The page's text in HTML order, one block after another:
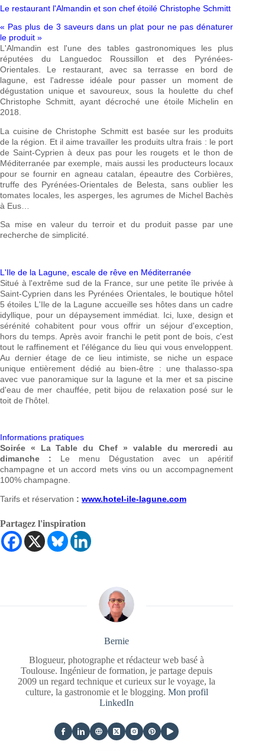
Le restaurant l'Almandin et son chef étoilé Christophe Schmitt
« Pas plus de 3 saveurs dans un plat pour ne pas dénaturer
le produit »
L'Almandin est l'une des tables gastronomiques les plus
réputées du Languedoc Roussillon et des Pyrénées-
Orientales. Le restaurant, avec sa terrasse en bord de
lagune, est l'adresse idéale pour passer un moment de
dégustation unique et savoureux, sous la houlette du chef
Christophe Schmitt, ayant décroché une étoile Michelin en
2018.
La cuisine de Christophe Schmitt est basée sur les produits
de la région. Et il aime travailler les produits ultra frais : le port
de Saint-Cyprien à deux pas pour les rougets et le thon de
Méditerranée par exemple, mais aussi les producteurs locaux
pour se fournir en agneau catalan, épeautre des Corbières,
truffe des Pyrénées-Orientales de Belesta, sans oublier les
tomates locales, les asperges, les agrumes de Michel Bachès
à Eus…
Sa mise en valeur du terroir et du produit passe par une
recherche de simplicité.
L'Ile de la Lagune, escale de rêve en Méditerranée
Situé à l'extrême sud de la France, sur une petite île privée à
Saint-Cyprien dans les Pyrénées Orientales, le boutique hôtel
5 étoiles L'Ile de la Lagune accueille ses hôtes dans un cadre
idyllique, pour un dépaysement immédiat. Ici, luxe, design et
sérénité cohabitent pour vous offrir un séjour d'exception,
hors du temps. Après avoir franchi le petit pont de bois, c'est
tout le raffinement et l'élégance du lieu qui vous enveloppent.
Au dernier étage de ce lieu intimiste, se niche un espace
unique entièrement dédié au bien-être : une thalasso-spa
avec vue panoramique sur la lagune et la mer et sa piscine
d'eau de mer chauffée, petit bijou de relaxation posé sur le
toit de l'hôtel.
Informations pratiques
Soirée «
La Table du Chef » valable du mercredi au
dimanche
: Le menu Dégustation avec un apéritif
champagne et un accord mets vins ou un accompagnement
100% champagne.
Tarifs et réservation : www.hotel-ile-lagune.com
Partagez l'inspiration
Bernie
Blogueur, photographe et rédacteur web basé à
Toulouse. Ingénieur de formation, je partage depuis
2009 un regard technique et curieux sur le voyage, la
culture, la gastronomie et le blogging. Mon profil
LinkedIn